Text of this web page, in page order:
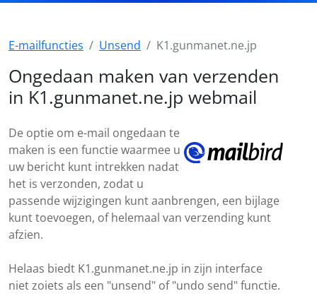
E-mailfuncties Unsend K1.gunmanet.ne.jp
Ongedaan maken van verzenden
in K1.gunmanet.ne.jp webmail
De optie om e-mail ongedaan te
maken is een functie waarmee u
uw bericht kunt intrekken nadat
het is verzonden, zodat u
passende wijzigingen kunt aanbrengen, een bijlage
kunt toevoegen, of helemaal van verzending kunt
afzien.
Helaas biedt K1.gunmanet.ne.jp in zijn interface
niet zoiets als een "unsend" of "undo send" functie.